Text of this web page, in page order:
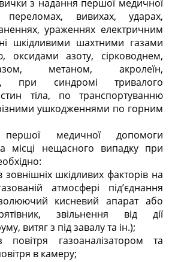
з надання першої медичної
вивихах, ударах,
ураженнях електричним
шкідливими шахтними газами
оксидами азоту, сірководнем,
метаном, акролеїн,
при синдромі тривалого
тіла, по транспортуванню
ушкодженнями по горним
медичної допомоги
місці нещасного випадку при
шкідливих факторів на
атмосфері під’єднання
кисневий апарат або
звільнення від дії
витяг з під завалу та ін.);
повітря газоаналізатором та
в камеру;